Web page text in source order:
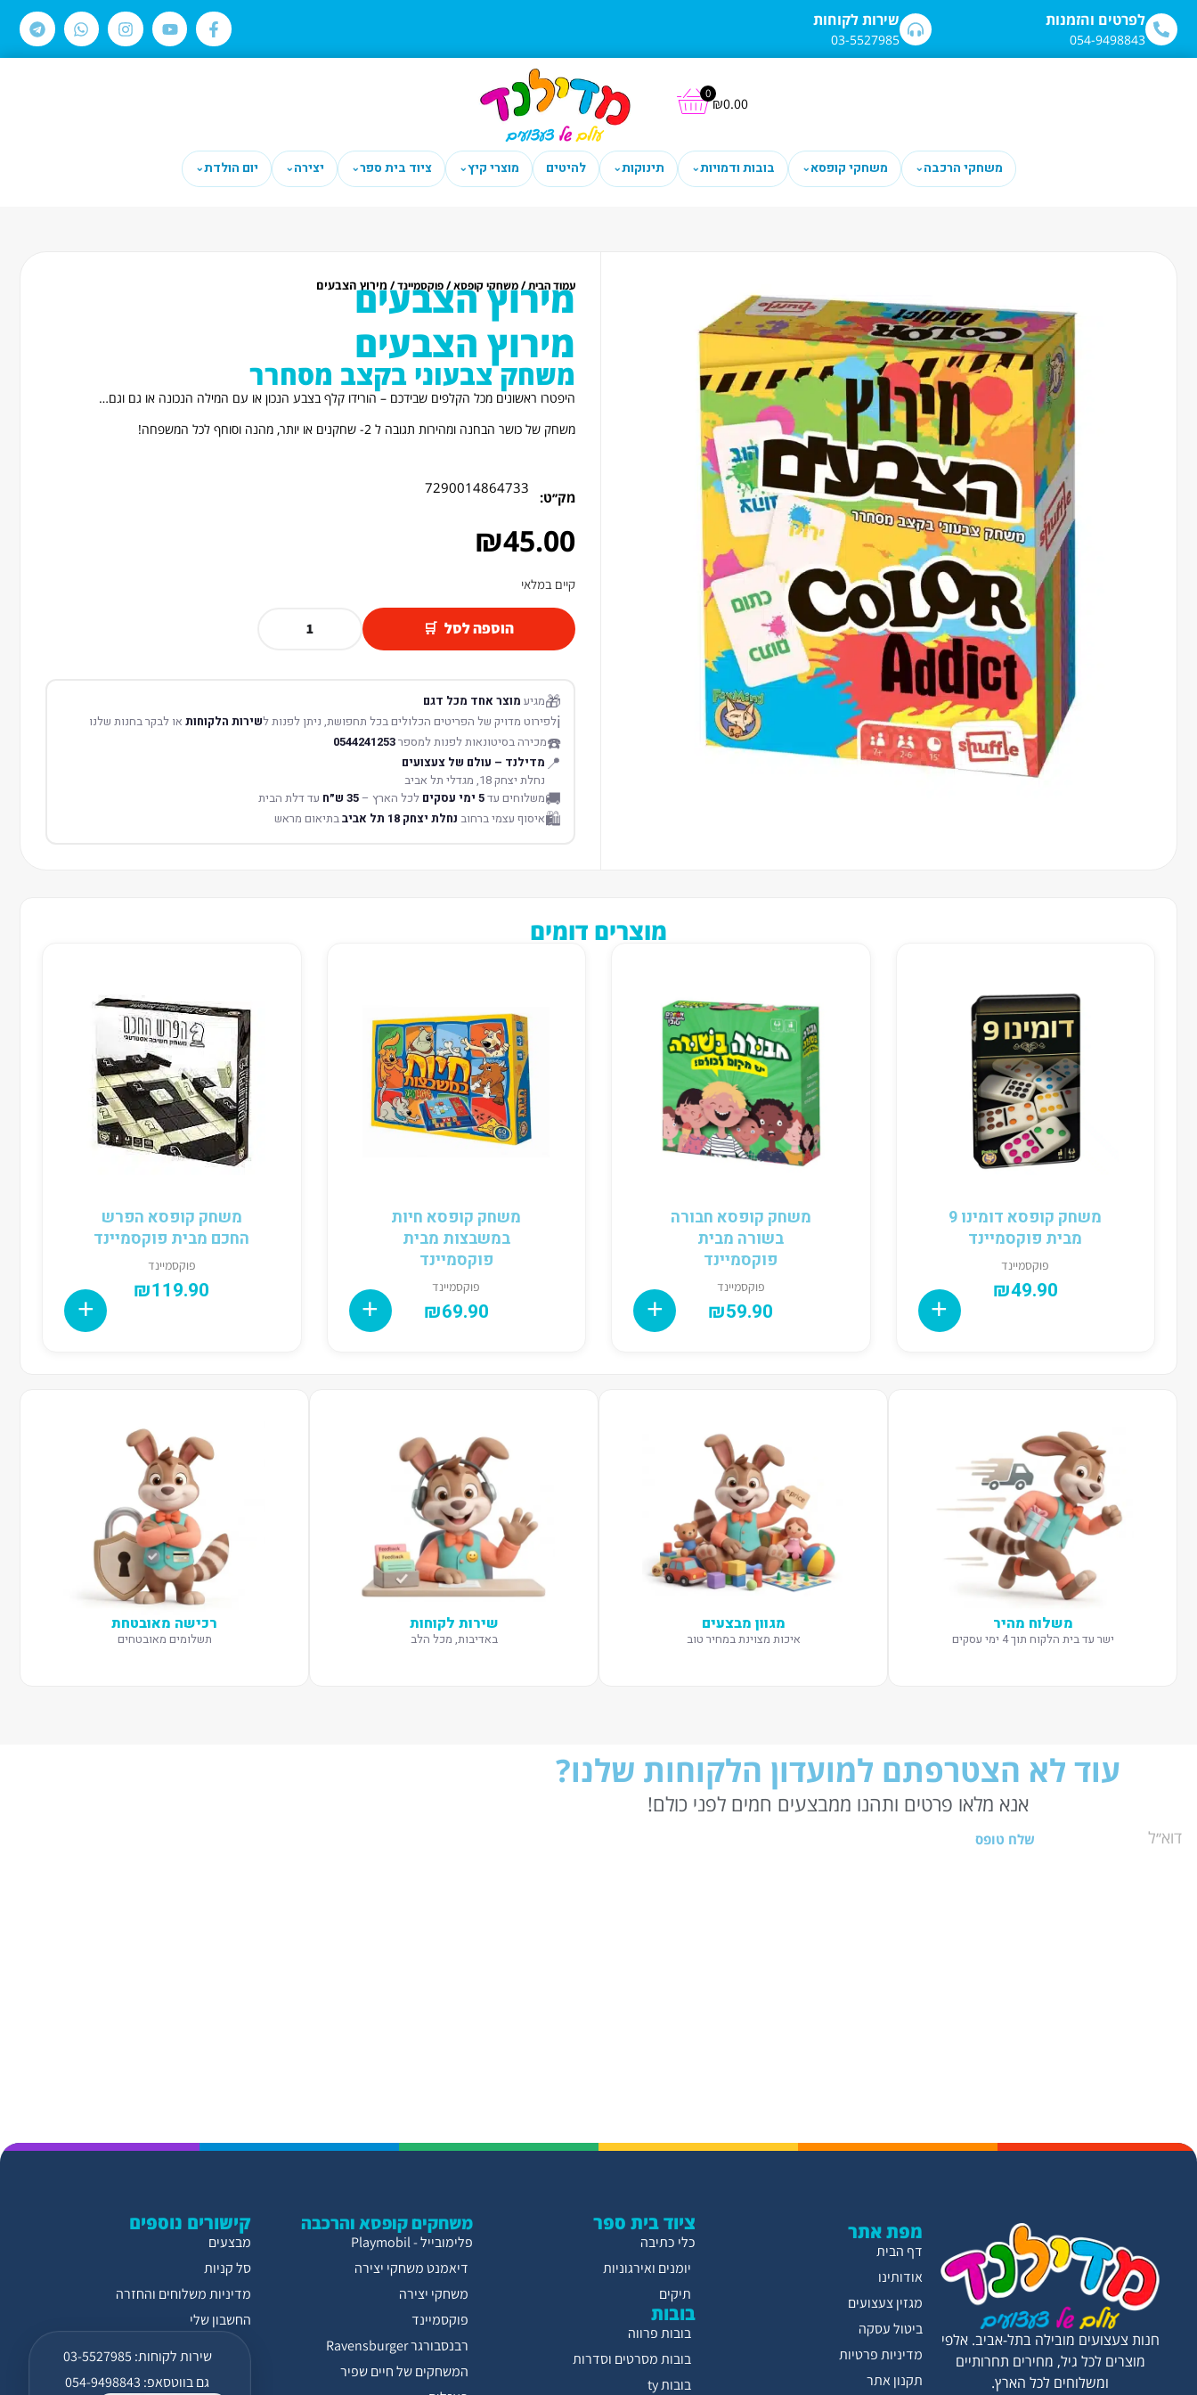
לתוכן שירות לקוחות
03-5527985
לפרטים והזמנות
054-9498843
₪0.00
0
משחקי הרכבה⌄ משחקי קופסא⌄ בובות ודמויות⌄ תינוקות⌄ להיטים מוצרי קיץ⌄ ציוד בית ספר⌄ יצירה⌄ יום הולדת⌄
עמוד הבית/משחקי קופסא/פוקסמיינד/ מירוץ הצבעיםמירוץ הצבעים
מירוץ הצבעים
משחק צבעוני בקצב מסחרר
היפטרו ראשונים מכל הקלפים שבידכם – הורידו קלף בצבע הנכון או עם המילה הנכונה או גם וגם…
משחק של כושר הבחנה ומהירות תגובה ל 2- שחקנים או יותר, מהנה וסוחף לכל המשפחה!
מק׳׳ט:
7290014864733
₪45.00
קיים במלאי
הוספה לסל
🎁מגיע מוצר אחד מכל דגם
ℹ️לפירוט מדויק של הפריטים הכלולים בכל תחפושת, ניתן לפנות לשירות הלקוחותאו לבקר בחנות שלנו
☎️מכירה בסיטונאות לפנות למספר0544241253
📍 מדילנד – עולם של צעצועים
נחלת יצחק 18, מגדלי תל אביב
🚚משלוחים עד5 ימי עסקים לכל הארץ –35 ש״ח עד דלת הבית
🛍️איסוף עצמי ברחוב נחלת יצחק 18 תל אביב בתיאום מראש
מוצרים דומים
משחק קופסא דומינו 9
מבית פוקסמיינד
פוקסמיינד
₪49.90
משחק קופסא חבורה
בשורה מבית
פוקסמיינד
פוקסמיינד
₪59.90
משחק קופסא חיות
במשבצות מבית
פוקסמיינד
פוקסמיינד
₪69.90
משחק קופסא הפרש
החכם מבית פוקסמיינד
פוקסמיינד
₪119.90
משלוח מהיר
ישר עד בית הלקוח תוך 4 ימי עסקים
מגוון מבצעים
איכות מצוינת במחיר טוב
שירות לקוחות
באדיבות, מכל הלב
רכישה מאובטחת
תשלומים מאובטחים
עוד לא הצטרפתם למועדון הלקוחות שלנו?
אנא מלאו פרטים ותהנו ממבצעים חמים לפני כולם!
שלח טופס
קישורים נוספים
מבצעים
סל קניות
מדיניות משלוחים והחזרה
החשבון שלי
שירות לקוחות: 03-5527985
גם בווטסאפ: 054-9498843
משחקים קופסא והרכבה
פלימובייל - Playmobil
דיאמנט משחקי יצירה
משחקי יצירה
פוקסמיינד
רבנסבורגר Ravensburger
המשחקים של חיים שפיר
ציוד בית ספר
כלי כתיבה
יומנים ואירגוניות
תיקים
בובות
בובות פרווה
בובות מסרטים וסדרות
בובות ty
מפת אתר
דף הבית
אודותינו
מגזין צעצועים
ביטול עסקה
מדיניות פרטיות
תקנון אתר
חנות צעצועים מובילה בתל-אביב. אלפי
מוצרים לכל גיל, מחירים תחרותיים
ומשלוחים לכל הארץ.